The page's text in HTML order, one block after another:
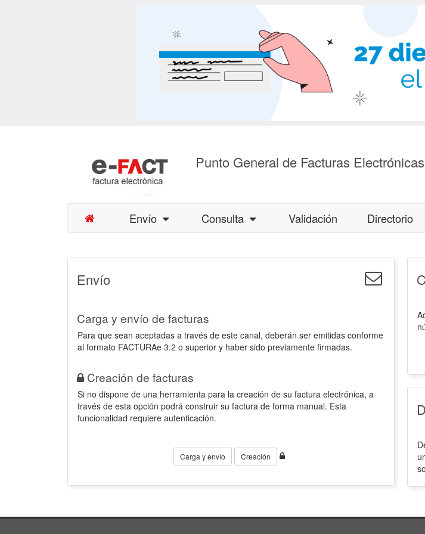
Punto General de Facturas
Envío Consulta Validación Directorio
Envío
Carga y envío de facturas
Para que sean aceptadas a través de este canal, deberán ser emitidas conforme
al formato FACTURAe 3.2 o superior y haber sido previamente firmadas.
Creación de facturas
Si no dispone de una herramienta para la creación de su factura electrónica, a
través de esta opción podrá construir su factura de forma manual. Esta
funcionalidad requiere autenticación.
Carga y envío Creación